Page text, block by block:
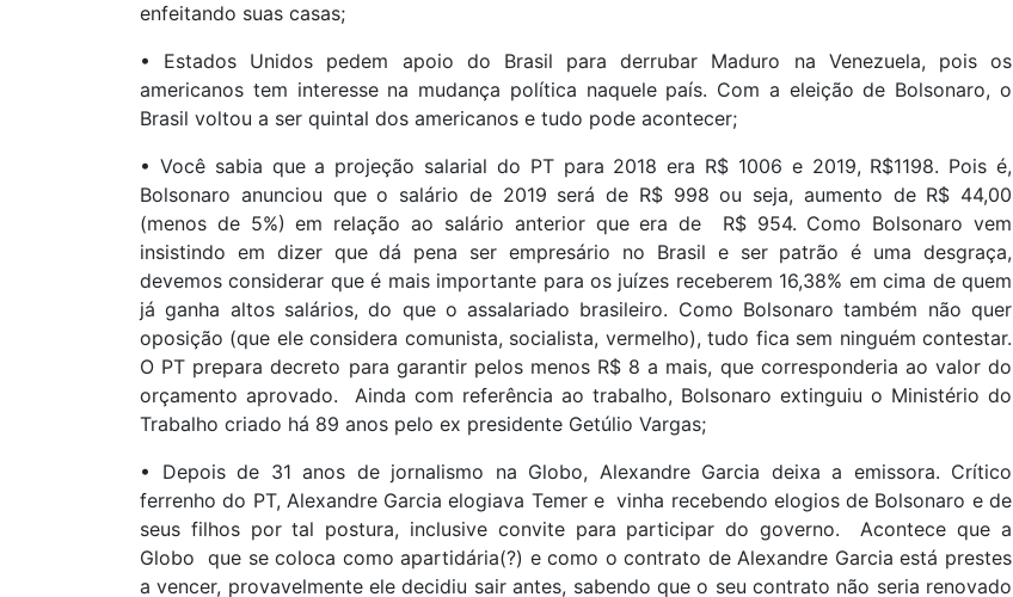
enfeitando suas casas;
• Estados Unidos pedem apoio do Brasil para derrubar Maduro na Venezuela, pois os
americanos tem interesse na mudança política naquele país. Com a eleição de Bolsonaro, o
Brasil voltou a ser quintal dos americanos e tudo pode acontecer;
• Você sabia que a projeção salarial do PT para 2018 era R$ 1006 e 2019, R$1198. Pois é,
Bolsonaro anunciou que o salário de 2019 será de R$ 998 ou seja, aumento de R$ 44,00
(menos de 5%) em relação ao salário anterior que era de R$ 954. Como Bolsonaro vem
insistindo em dizer que dá pena ser empresário no Brasil e ser patrão é uma desgraça,
devemos considerar que é mais importante para os juízes receberem 16,38% em cima de quem
já ganha altos salários, do que o assalariado brasileiro. Como Bolsonaro também não quer
oposição (que ele considera comunista, socialista, vermelho), tudo fica sem ninguém contestar.
O PT prepara decreto para garantir pelos menos R$ 8 a mais, que corresponderia ao valor do
orçamento aprovado. Ainda com referência ao trabalho, Bolsonaro extinguiu o Ministério do
Trabalho criado há 89 anos pelo ex presidente Getúlio Vargas;
• Depois de 31 anos de jornalismo na Globo, Alexandre Garcia deixa a emissora. Crítico
ferrenho do PT, Alexandre Garcia elogiava Temer e vinha recebendo elogios de Bolsonaro e de
seus filhos por tal postura, inclusive convite para participar do governo. Acontece que a
Globo que se coloca como apartidária(?) e como o contrato de Alexandre Garcia está prestes
a vencer, provavelmente ele decidiu sair antes, sabendo que o seu contrato não seria renovado